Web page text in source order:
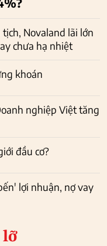
Novaland lãi lớn
chưa hạ nhiệt
khoán
nghiệp Việt tăng
đầu cơ?
lợi nhuận, nợ vay
lỡ